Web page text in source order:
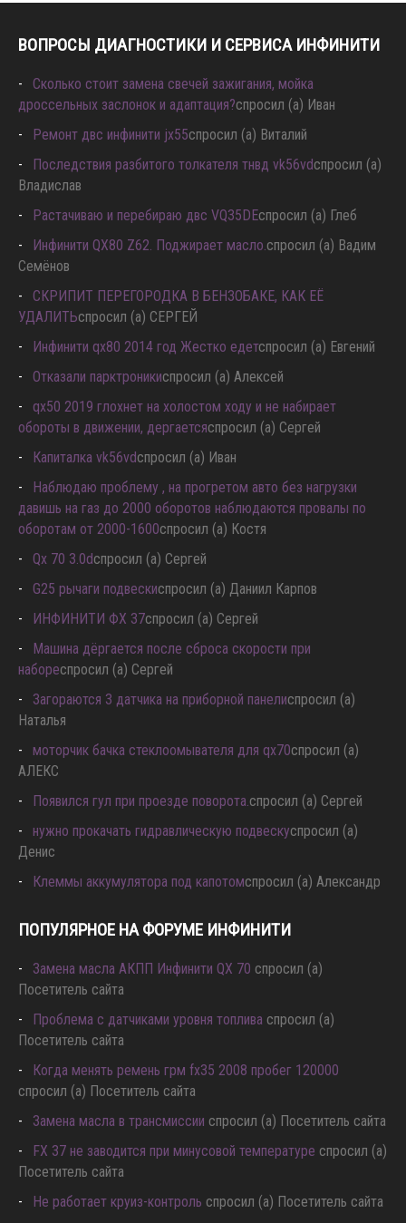
ВОПРОСЫ ДИАГНОСТИКИ И СЕРВИСА ИНФИНИТИ
Сколько стоит замена свечей зажигания, мойка
дроссельных заслонок и адаптация?спросил (а) Иван
Ремонт двс инфинити jx55спросил (а) Виталий
Последствия разбитого толкателя тнвд vk56vdспросил (а)
Владислав
Растачиваю и перебираю двс VQ35DEспросил (а) Глеб
Инфинити QX80 Z62. Поджирает масло. спросил (а) Вадим
Семёнов
СКРИПИТ ПЕРЕГОРОДКА В БЕНЗОБАКЕ, КАК ЕЁ
УДАЛИТЬспросил (а) СЕРГЕЙ
Инфинити qx80 2014 год Жестко едетспросил (а) Евгений
Отказали парктроникиспросил (а) Алексей
qx50 2019 глохнет на холостом ходу и не набирает
обороты в движении, дергаетсяспросил (а) Сергей
Капиталка vk56vdспросил (а) Иван
Наблюдаю проблему , на прогретом авто без нагрузки
давишь на газ до 2000 оборотов наблюдаются провалы по
оборотам от 2000-1600спросил (а) Костя
Qx 70 3.0dспросил (а) Сергей
G25 рычаги подвескиспросил (а) Даниил Карпов
ИНФИНИТИ ФХ 37спросил (а) Сергей
Машина дёргается после сброса скорости при
набореспросил (а) Сергей
Загораются 3 датчика на приборной панелиспросил (а)
Наталья
моторчик бачка стеклоомывателя для qx70спросил (а)
АЛЕКС
Появился гул при проезде поворота. спросил (а) Сергей
нужно прокачать гидравлическую подвескуспросил (а)
Денис
Клеммы аккумулятора под капотомспросил (а) Александр
ПОПУЛЯРНОЕ НА ФОРУМЕ ИНФИНИТИ
Замена масла АКПП Инфинити QX 70 спросил (а)
Посетитель сайта
Проблема с датчиками уровня топлива спросил (а)
Посетитель сайта
Когда менять ремень грм fx35 2008 пробег 120000
спросил (а) Посетитель сайта
Замена масла в трансмиссии спросил (а) Посетитель сайта
FX 37 не заводится при минусовой температуре спросил (а)
Посетитель сайта
Не работает круиз-контроль спросил (а) Посетитель сайта